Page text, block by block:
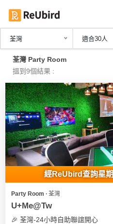
繁
中
EN
登
入
註
冊
服
務
及
荃灣 適合30人
荃灣 Party Room
搵到9個結果 :
經ReUbird查詢星
Party Room ∙ 荃灣
U+Me@Tw
🎉 荃灣-24小時自助聯誼開心